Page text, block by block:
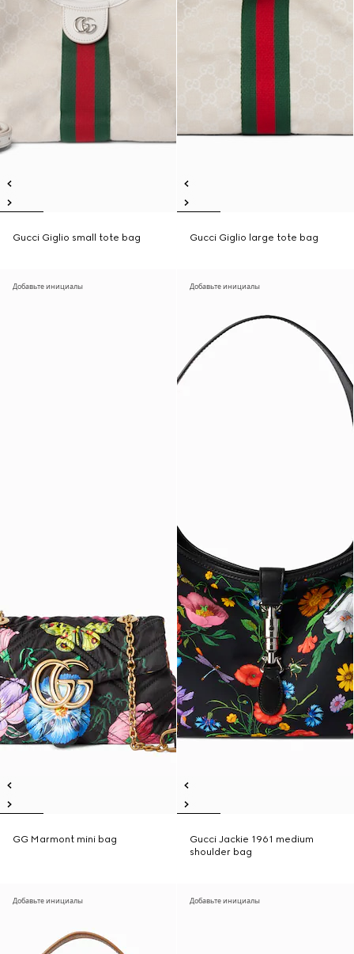
Gucci Giglio small tote bag Gucci Giglio large tote bag
Добавьте инициалы
GG Marmont mini bag
Добавьте инициалы
Gucci Jackie 1961 medium
shoulder bag
Добавьте инициалы Добавьте инициалы